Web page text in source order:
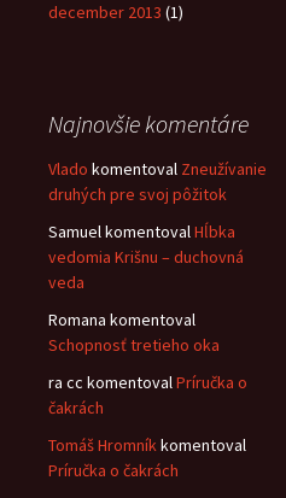
december 2013 (1)
Najnovšie komentáre
Vlado komentoval Zneužívanie
druhých pre svoj pôžitok
SamuelkomentovalHĺbka
vedomia Krišnu – duchovná
veda
Romana komentoval
Schopnosť tretieho oka
ra cc komentovalPríručka o
čakrách
Tomáš Hromníkkomentoval
Príručka o čakrách